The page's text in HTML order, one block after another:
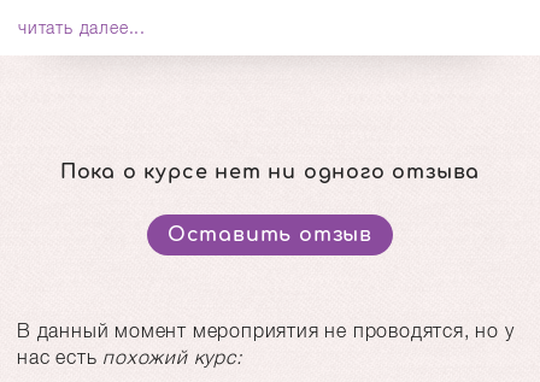
читать далее...
Пока о курсе нет ни одного отзыва
Оставить отзыв
В данный момент мероприятия не проводятся, но у
нас есть похожий курс: